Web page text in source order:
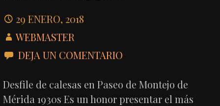
29 ENERO, 2018
WEBMASTER
DEJA UN COMENTARIO
Desfile de calesas en Paseo de Montejo de
Mérida 1930s Es un honor presentar el más